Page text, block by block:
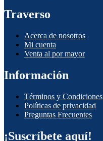
Traverso
Acerca de nosotros
Mi cuenta
Venta al por mayor
Información
Términos y Condiciones
Políticas de privacidad
Preguntas Frecuentes
¡Suscríbete aquí!